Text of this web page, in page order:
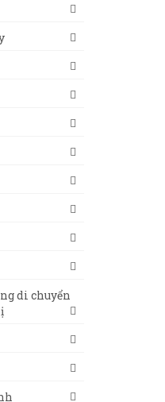
di chuyển